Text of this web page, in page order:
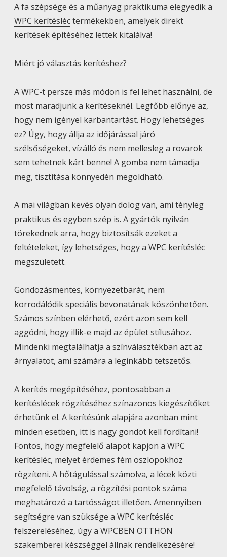
A fa szépsége és a műanyag praktikuma elegyedik a
WPC kerítésléctermékekben, amelyek direkt
kerítések építéséhez lettek kitalálva!
Miért jó választás kerítéshez?
A WPC-t persze más módon is fel lehet használni, de
most maradjunk a kerítéseknél. Legfőbb előnye az,
hogy nem igényel karbantartást. Hogy lehetséges
ez? Úgy, hogy állja az időjárással járó
szélsőségeket, vízálló és nem mellesleg a rovarok
sem tehetnek kárt benne! A gomba nem támadja
meg, tisztítása könnyedén megoldható.
A mai világban kevés olyan dolog van, ami tényleg
praktikus és egyben szép is. A gyártók nyilván
törekednek arra, hogy biztosítsák ezeket a
feltételeket, így lehetséges, hogy a WPC kerítésléc
megszületett.
Gondozásmentes, környezetbarát, nem
korrodálódik speciális bevonatának köszönhetően.
Számos színben elérhető, ezért azon sem kell
aggódni, hogy illik-e majd az épület stílusához.
Mindenki megtalálhatja a színválasztékban azt az
árnyalatot, ami számára a leginkább tetszetős.
A kerítés megépítéséhez, pontosabban a
kerítéslécek rögzítéséhez színazonos kiegészítőket
érhetünk el. A kerítésünk alapjára azonban mint
minden esetben, itt is nagy gondot kell fordítani!
Fontos, hogy megfelelő alapot kapjon a WPC
kerítésléc, melyet érdemes fém oszlopokhoz
rögzíteni. A hőtágulással számolva, a lécek közti
megfelelő távolság, a rögzítési pontok száma
meghatározó a tartósságot illetően. Amennyiben
segítségre van szüksége a WPC kerítésléc
felszereléséhez, úgy a WPCBEN OTTHON
szakemberei készséggel állnak rendelkezésére!